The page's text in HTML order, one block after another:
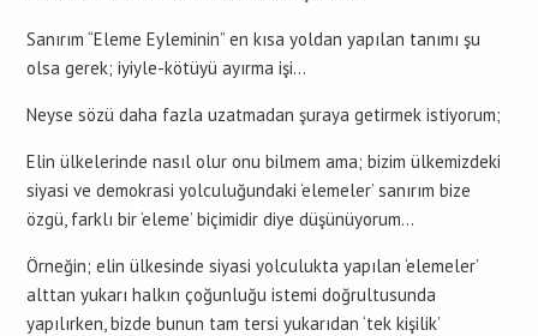
Sanırım “Eleme Eyleminin” en kısa yoldan yapılan tanımı şu
olsa gerek; iyiyle-kötüyü ayırma işi…
Neyse sözü daha fazla uzatmadan şuraya getirmek istiyorum;
Elin ülkelerinde nasıl olur onu bilmem ama; bizim ülkemizdeki
siyasi ve demokrasi yolculuğundaki ‘elemeler’ sanırım bize
özgü, farklı bir ‘eleme’ biçimidir diye düşünüyorum…
Örneğin; elin ülkesinde siyasi yolculukta yapılan ‘elemeler’
alttan yukarı halkın çoğunluğu istemi doğrultusunda
yapılırken, bizde bunun tam tersi yukarıdan ‘tek kişilik’